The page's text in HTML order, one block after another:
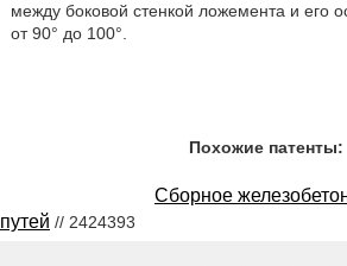
между боковой стенкой ложемента и его
от 90° до 100°.
Похожие патенты:
Сборное
путей // 2424393